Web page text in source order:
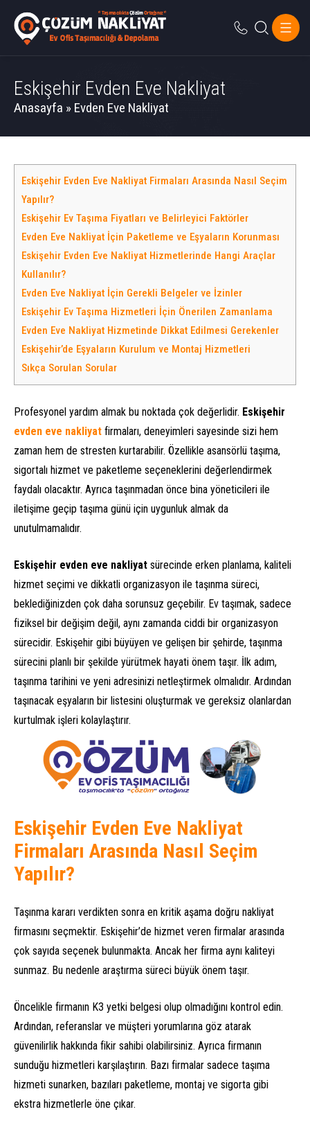
Eskişehir Evden Eve Nakliyat
Anasayfa » Evden Eve Nakliyat
Eskişehir Evden Eve Nakliyat Firmaları Arasında Nasıl Seçim
Yapılır?
Eskişehir Ev Taşıma Fiyatları ve Belirleyici Faktörler
Evden Eve Nakliyat İçin Paketleme ve Eşyaların Korunması
Eskişehir Evden Eve Nakliyat Hizmetlerinde Hangi Araçlar
Kullanılır?
Evden Eve Nakliyat İçin Gerekli Belgeler ve İzinler
Eskişehir Ev Taşıma Hizmetleri İçin Önerilen Zamanlama
Evden Eve Nakliyat Hizmetinde Dikkat Edilmesi Gerekenler
Eskişehir’de Eşyaların Kurulum ve Montaj Hizmetleri
Sıkça Sorulan Sorular
Profesyonel yardım almak bu noktada çok değerlidir. Eskişehir
evden eve nakliyat firmaları, deneyimleri sayesinde sizi hem
zaman hem de stresten kurtarabilir. Özellikle asansörlü taşıma,
sigortalı hizmet ve paketleme seçeneklerini değerlendirmek
faydalı olacaktır. Ayrıca taşınmadan önce bina yöneticileri ile
iletişime geçip taşıma günü için uygunluk almak da
unutulmamalıdır.
Eskişehir evden eve nakliyat sürecinde erken planlama, kaliteli
hizmet seçimi ve dikkatli organizasyon ile taşınma süreci,
beklediğinizden çok daha sorunsuz geçebilir. Ev taşımak, sadece
fiziksel bir değişim değil, aynı zamanda ciddi bir organizasyon
sürecidir. Eskişehir gibi büyüyen ve gelişen bir şehirde, taşınma
sürecini planlı bir şekilde yürütmek hayati önem taşır. İlk adım,
taşınma tarihini ve yeni adresinizi netleştirmek olmalıdır. Ardından
taşınacak eşyaların bir listesini oluşturmak ve gereksiz olanlardan
kurtulmak işleri kolaylaştırır.
Eskişehir Evden Eve Nakliyat
Firmaları Arasında Nasıl Seçim
Yapılır?
Taşınma kararı verdikten sonra en kritik aşama doğru nakliyat
firmasını seçmektir. Eskişehir’de hizmet veren firmalar arasında
çok sayıda seçenek bulunmakta. Ancak her firma aynı kaliteyi
sunmaz. Bu nedenle araştırma süreci büyük önem taşır.
Öncelikle firmanın K3 yetki belgesi olup olmadığını kontrol edin.
Ardından, referanslar ve müşteri yorumlarına göz atarak
güvenilirlik hakkında fikir sahibi olabilirsiniz. Ayrıca firmanın
sunduğu hizmetleri karşılaştırın. Bazı firmalar sadece taşıma
hizmeti sunarken, bazıları paketleme, montaj ve sigorta gibi
ekstra hizmetlerle öne çıkar.